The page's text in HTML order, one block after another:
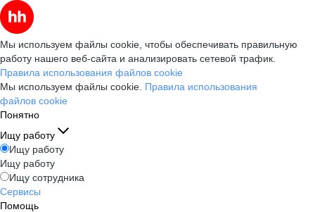
Мы используем файлы cookie, чтобы обеспечивать правильную
работу нашего веб-сайта и анализировать сетевой трафик.
Правила использования файлов cookie
Мы используем файлы cookie. Правила использования
файлов cookie
Понятно
Ищу работу
Ищу работу
Ищу работу
Ищу сотрудника
Сервисы
Помощь